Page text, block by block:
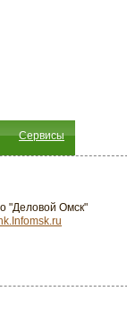
Сервисы
"Деловой Омск"